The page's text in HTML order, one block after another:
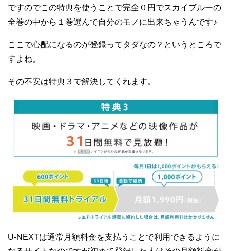
ですのでこの特典を使うことで完全０円でスカイブルーの
全巻の中から１巻選んで自分のモノに出来ちゃうんです♪
ここで心配になるのが登録ってタダなの？というところで
すよね。
その不安は特典３で解決してくれます。
U-NEXTは通常月額料金を支払うことで利用できるように